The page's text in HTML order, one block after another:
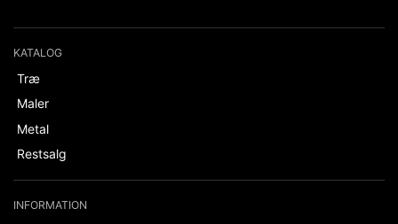
KATALOG
Træ
Maler
Metal
Restsalg
INFORMATION